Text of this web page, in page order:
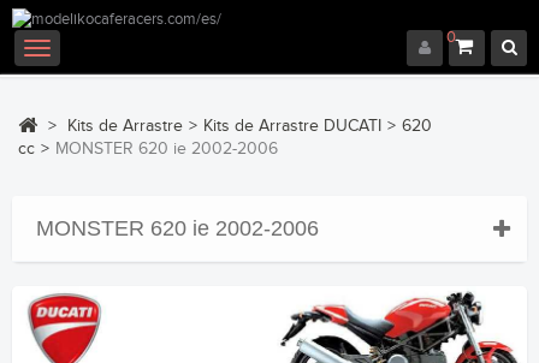
0
Navegación
Toggle
> Kits de Arrastre > Kits de Arrastre DUCATI > 620
cc > MONSTER 620 ie 2002-2006
MONSTER 620 ie 2002-2006